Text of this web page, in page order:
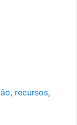
recursos,